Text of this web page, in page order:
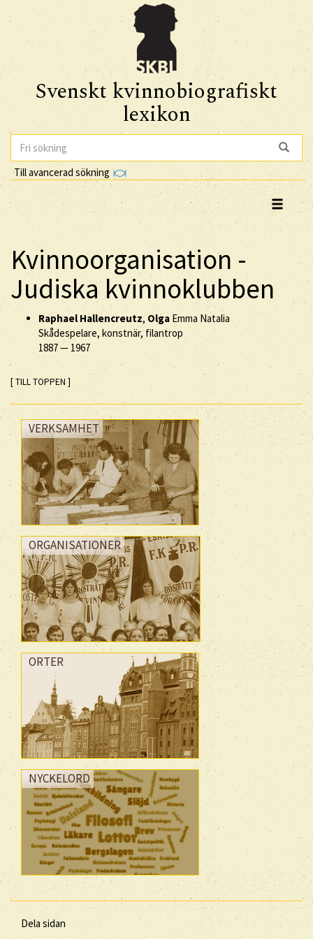
Svenskt kvinnobiografiskt
lexikon
Till avancerad sökning
Kvinnoorganisation -
Judiska kvinnoklubben
Raphael Hallencreutz, Olga Emma Natalia
Skådespelare, konstnär, filantrop
1887— 1967
[ TILL TOPPEN ]
VERKSAMHET
ORGANISATIONER
ORTER
NYCKELORD
Dela sidan